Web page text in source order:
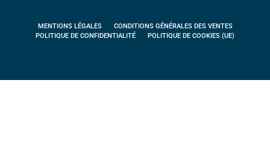
MENTIONS LÉGALES
CONDITIONS GÉNÉRALES DES VENTES
POLITIQUE DE CONFIDENTIALITÉ
POLITIQUE DE COOKIES (UE)